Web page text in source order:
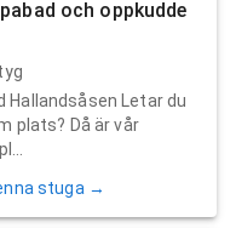
och oppkudde
Hallandsåsen Letar du
plats? Då är vår
stuga →